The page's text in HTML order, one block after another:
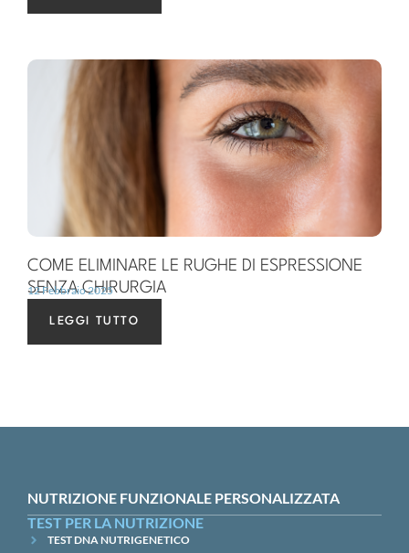
COME ELIMINARE LE RUGHE DI ESPRESSIONE
SENZA CHIRURGIA
12 Febbraio 2025
LEGGI TUTTO
NUTRIZIONE FUNZIONALE PERSONALIZZATA
TEST PER LA NUTRIZIONE
TEST DNA NUTRIGENETICO